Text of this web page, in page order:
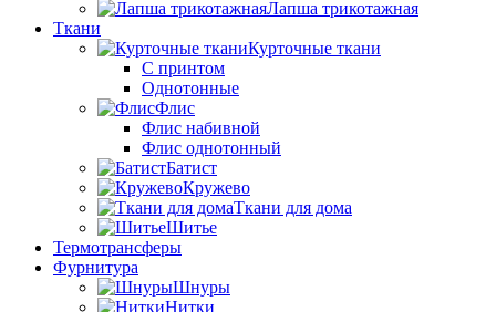
Лапша трикотажная
Ткани
Курточные ткани
С принтом
Однотонные
Флис
Флис набивной
Флис однотонный
Батист
Кружево
Ткани для дома
Шитье
Термотрансферы
Фурнитура
Шнуры
Нитки